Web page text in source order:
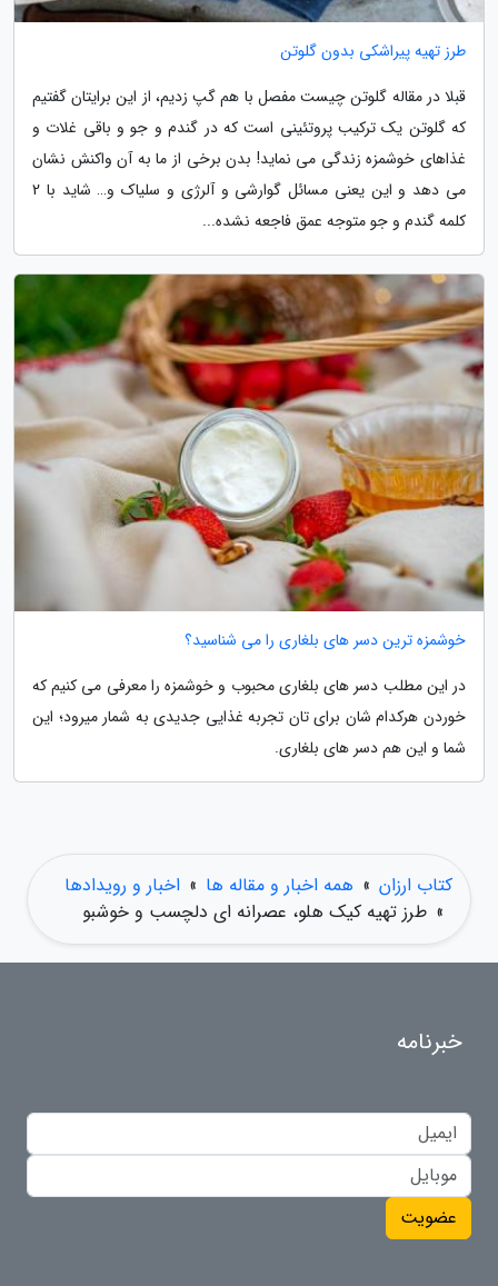
طرز تهیه پیراشکی بدون گلوتن
قبلا در مقاله گلوتن چیست مفصل با هم گپ زدیم، از این برایتان گفتیم
که گلوتن یک ترکیب پروتئینی است که در گندم و جو و باقی غلات و
غذاهای خوشمزه زندگی می نماید! بدن برخی از ما به آن واکنش نشان
می دهد و این یعنی مسائل گوارشی و آلرژی و سلیاک و… شاید با 2
کلمه گندم و جو متوجه عمق فاجعه نشده...
خوشمزه ترین دسر های بلغاری را می شناسید؟
در این مطلب دسر های بلغاری محبوب و خوشمزه را معرفی می کنیم که
خوردن هرکدام شان برای تان تجربه غذایی جدیدی به شمار میرود؛ این
شما و این هم دسر های بلغاری.
کتاب ارزان » همه اخبار و مقاله ها » اخبار و رویدادها
» طرز تهیه کیک هلو، عصرانه ای دلچسب و خوشبو
خبرنامه
عضویت